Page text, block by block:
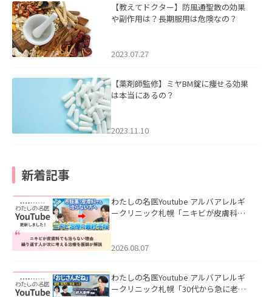
【教えてドクター】防風通聖散の効果
や副作用は？長期服用は危険なの？
2023.07.27
【薬剤師監修】ミヤBM錠に痩せる効果
は本当にあるの？
2023.11.10
新着記事
わたしの名医Youtube アルバアレルギ
ークリニック札幌「ニキビが皮膚科で
ました。
2026.08.07
わたしの名医Youtube アルバアレルギ
ークリニック札幌「30代から急に老け